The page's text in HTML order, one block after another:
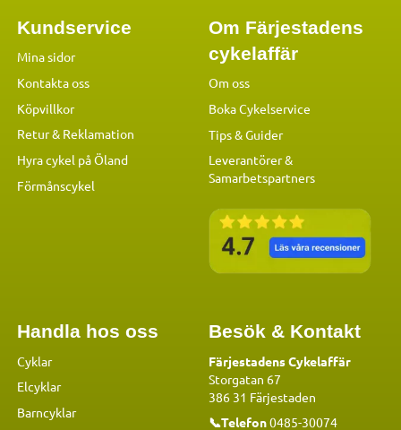
Kundservice
Mina sidor
Kontakta oss
Köpvillkor
Retur & Reklamation
Hyra cykel på Öland
Förmånscykel
Om Färjestadens
cykelaffär
Om oss
Boka Cykelservice
Tips & Guider
Leverantörer &
Samarbetspartners
Handla hos oss
Cyklar
Elcyklar
Barncyklar
Besök & Kontakt
Färjestadens Cykelaffär
Storgatan 67
386 31 Färjestaden
📞Telefon0485-30074